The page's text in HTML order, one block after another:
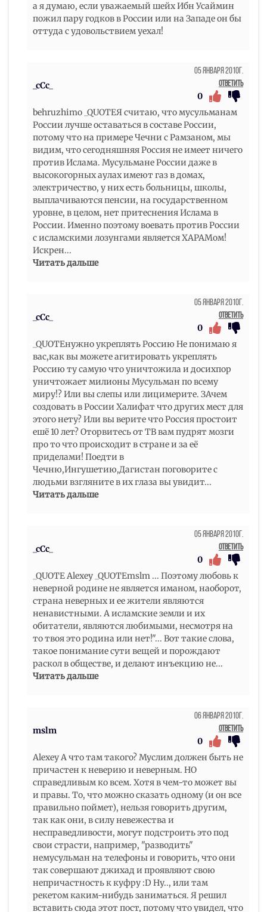
а я думаю, если уважаемый шейх Ибн Усаймин
пожил пару годков в России или на Западе он бы
оттуда с удовольствием уехал!
_cCc_
05 Января 2010г.
Ответить
0
behruzhimo _QUOTEЯ считаю, что мусульманам
России лучше оставаться в составе России,
потому что на примере Чечни с Рамзаном, мы
видим, что сегодняшняя Россия не имеет ничего
против Ислама. Мусульмане России даже в
высокогорных аулах имеют газ в домах,
электричество, у них есть больницы, школы,
выплачиваются пенсии, на государственном
уровне, в целом, нет притеснения Ислама в
России. Именно поэтому воевать против России
с исламскими лозунгами является ХАРАМом!
Искрен...
Читать дальше
_cCc_
05 Января 2010г.
Ответить
0
_QUOTEнужно укреплять Россию Не понимаю я
вас,как вы можете агитировать укреплять
Россию ту самую что уничтожила и досихпор
уничтожает милионы Мусульман по всему
миру!? Или вы слепы или лицимерите. ЗАчем
создовать в России Халифат что других мест для
этого нету? Или вы верите что Россия простоит
ешё 10 лет? Оторвитесь от ТВ вам пудрят мозги
про то что происходит в стране и за её
приделами! Поедти в
Чечню,Ингушетию,Дагистан поговорите с
людьми взгляните в их глаза вы увидит...
Читать дальше
_cCc_
05 Января 2010г.
Ответить
0
_QUOTE Alexey _QUOTEmslm ... Поэтому любовь к
неверной родине не является иманом, наоборот,
страна неверных и ее жители являются
ненавистными. А исламские земли и их
обитатели, являются любимыми, несмотря на
то твоя это родина или нет!"... Вот такие слова,
такое понимание сути вещей и порождают
раскол в обществе, и делают инъекцию не...
Читать дальше
mslm
06 Января 2010г.
Ответить
0
Alexey А что там такого? Муслим должен быть не
причастен к неверию и неверным. НО
справедливым ко всем. Хотя в чем-то может вы
и правы. То, что можно сказать одному (и он все
правильно поймет), нельзя говорить другим,
так как они, в силу невежества и
несправедливости, могут подстроить это под
свои страсти, например, "разводить"
немусульман на телефоны и говорить, что они
так совершают джихад и проявляют свою
непричастность к куфру :D Ну.., или там
рекетом каким-нибудь заниматься. Я решил
вставить сюда этот пост, потому что увидел, что